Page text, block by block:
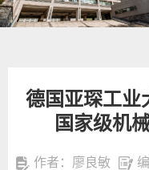
德国亚琛工业
国家级机
作者：廖良敏